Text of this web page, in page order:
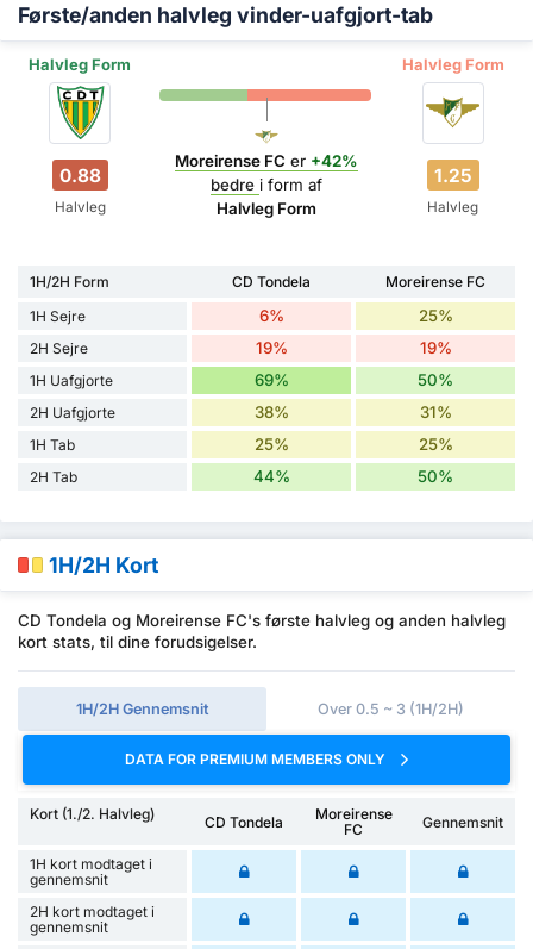
Første/anden halvleg vinder-uafgjort-tab
Halvleg Form Halvleg Form
0.88
Halvleg
Moreirense FC er +42%
bedre i form af
Halvleg Form
1.25
Halvleg
1H/2H Form CD Tondela
Moreirense FC
1H Sejre
6% 25%
2H Sejre 19% 19%
1H Uafgjorte 69% 50%
2H Uafgjorte 38% 31%
1H Tab 25% 25%
2H Tab 44% 50%
1H/2H Kort
CD Tondela og Moreirense FC's første halvleg og anden halvleg
kort stats, til dine forudsigelser.
1H/2H Gennemsnit Over 0.5 ~ 3 (1H/2H)
DATA FOR PREMIUM MEMBERS ONLY
Kort (1./2. Halvleg) CD Tondela
Moreirense
FC
Gennemsnit
1H kort modtaget i
gennemsnit
2H kort modtaget i
gennemsnit